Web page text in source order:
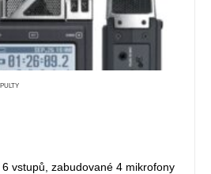
vstupů, zabudované 4 mikrofony